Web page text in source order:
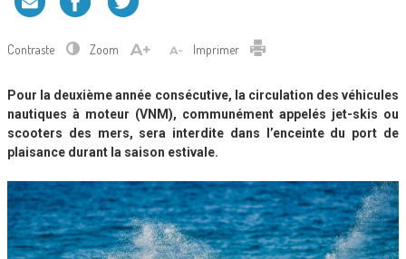
Contraste Zoom Imprimer
Pour la deuxième année consécutive, la circulation des véhicules
nautiques à moteur (VNM), communément appelés jet-skis ou
scooters des mers, sera interdite dans l’enceinte du port de
plaisance durant la saison estivale.